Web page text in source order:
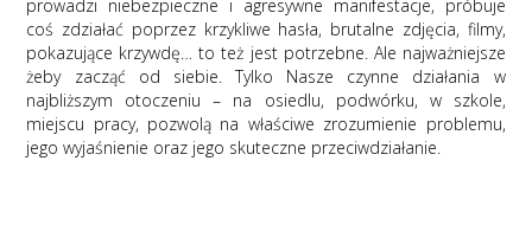
prowadzi niebezpieczne i agresywne manifestacje, próbuje
coś zdziałać poprzez krzykliwe hasła, brutalne zdjęcia, filmy,
pokazujące krzywdę… to też jest potrzebne. Ale najważniejsze
żeby zacząć od siebie. Tylko Nasze czynne działania w
najbliższym otoczeniu – na osiedlu, podwórku, w szkole,
miejscu pracy, pozwolą na właściwe zrozumienie problemu,
jego wyjaśnienie oraz jego skuteczne przeciwdziałanie.